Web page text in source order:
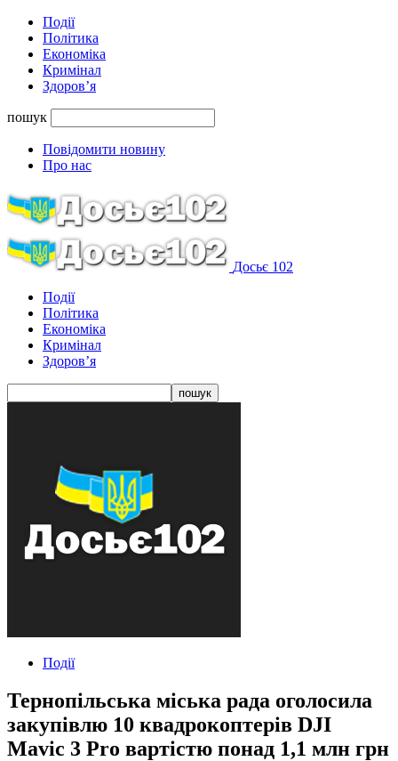
Події
Політика
Економіка
Кримінал
Здоров’я
пошук
Повідомити новину
Про нас
Досьє 102
Події
Політика
Економіка
Кримінал
Здоров’я
Події
Тернопільська міська рада оголосила
закупівлю 10 квадрокоптерів DJI
Mavic 3 Pro вартістю понад 1,1 млн грн